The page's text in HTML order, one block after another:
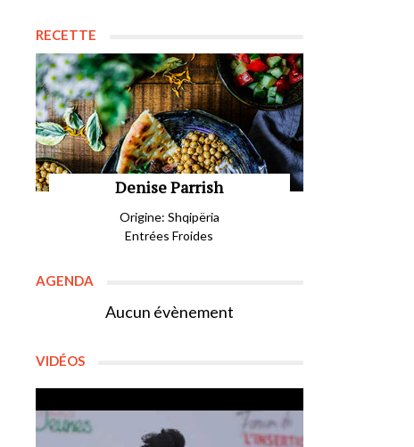
RECETTE
Denise Parrish
Origine: Shqipëria
Entrées Froides
AGENDA
Aucun évènement
VIDÉOS